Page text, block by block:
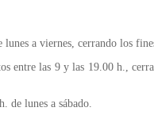
a viernes, cerrando los
entre las 9 y las 19.00 h.,
de lunes a sábado.